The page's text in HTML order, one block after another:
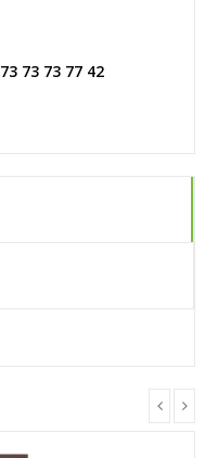
73 73 73 77 42